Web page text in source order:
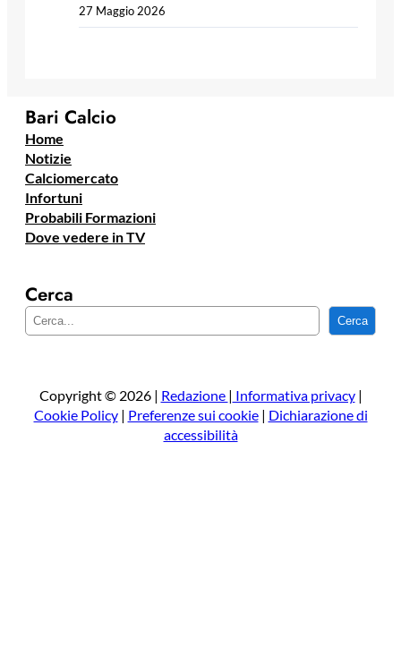
27 Maggio 2026
Bari Calcio
Home
Notizie
Calciomercato
Infortuni
Probabili Formazioni
Dove vedere in TV
Cerca
e
a
Cerca
Copyright © 2026 | Redazione | Informativa privacy|
Cookie Policy| Preferenze sui cookie| Dichiarazione di
accessibilità